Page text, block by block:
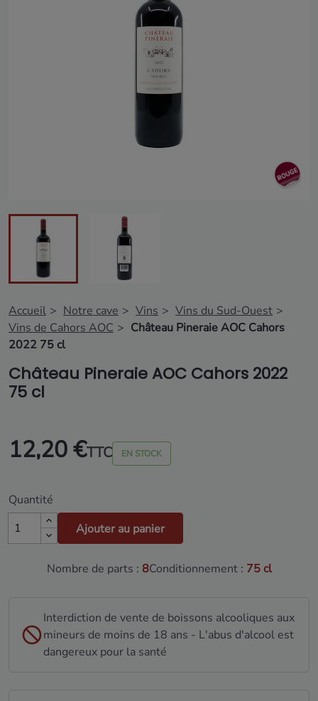
Accueil Notre cave Vins
Vins du Sud-Ouest
Vins de Cahors AOC
Château Pineraie AOC Cahors
2022 75 cl
Château Pineraie AOC Cahors 2022
75 cl
12,20 €TTC EN STOCK
Quantité
Ajouter au panier
Nombre de parts : 8Conditionnement : 75 cl
Interdiction de vente de boissons alcooliques aux
mineurs de moins de 18 ans - L'abus d'alcool est
dangereux pour la santé